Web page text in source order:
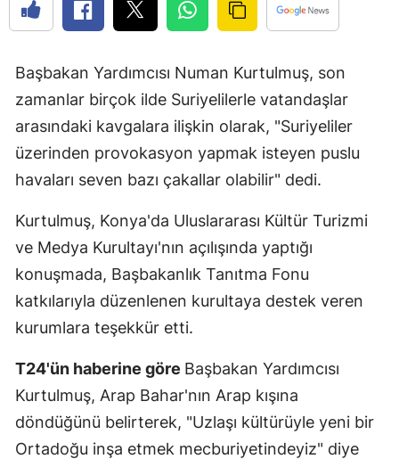
Başbakan Yardımcısı Numan Kurtulmuş, son
zamanlar birçok ilde Suriyelilerle vatandaşlar
arasındaki kavgalara ilişkin olarak, "Suriyeliler
üzerinden provokasyon yapmak isteyen puslu
havaları seven bazı çakallar olabilir" dedi.
Kurtulmuş, Konya'da Uluslararası Kültür Turizmi
ve Medya Kurultayı'nın açılışında yaptığı
konuşmada, Başbakanlık Tanıtma Fonu
katkılarıyla düzenlenen kurultaya destek veren
kurumlara teşekkür etti.
T24'ün haberine göre Başbakan Yardımcısı
Kurtulmuş, Arap Bahar'nın Arap kışına
döndüğünü belirterek, "Uzlaşı kültürüyle yeni bir
Ortadoğu inşa etmek mecburiyetindeyiz" diye